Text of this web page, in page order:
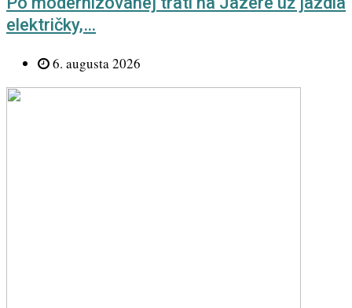
električky,…
6. augusta 2026